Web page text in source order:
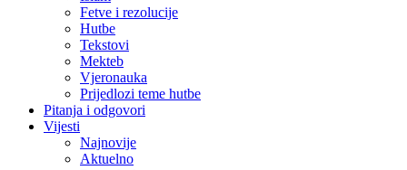
Fetve i rezolucije
Hutbe
Tekstovi
Mekteb
Vjeronauka
Prijedlozi teme hutbe
Pitanja i odgovori
Vijesti
Najnovije
Aktuelno